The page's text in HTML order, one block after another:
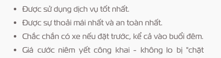
Được sử dụng dịch vụ tốt nhất.
Được sự thoải mái nhất và an toàn nhất.
Chắc chắn có xe nếu đặt trước, kể cả vào buổi đêm.
Giá cước niêm yết công khai - không lo bị "chặt